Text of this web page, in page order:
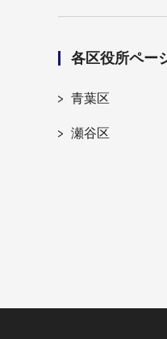
各区役所ペー
青葉区
瀬谷区